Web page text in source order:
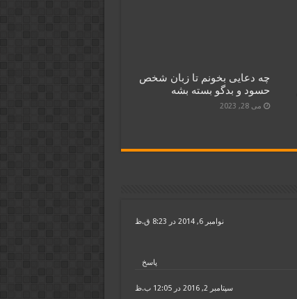
چه دعایی بخونم تا زبان شخص
حسود و بدگو بسته بشه
می 28, 2023
نوامبر 6, 2014 در 8:23 ق.ظ
پاسخ
سپتامبر 2, 2016 در 12:05 ب.ظ